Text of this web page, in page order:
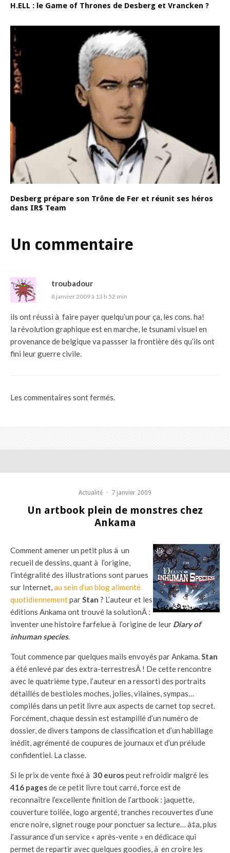
H.ELL : le Game of Thrones de Desberg et Vrancken ?
Desberg prépare son Trône de Fer et réunit ses héros
dans IR$ Team
Un commentaire
troubadour
8 janvier 2009 à 13 h 52 min
ils ont réussi à faire payer quelqu’un pour ça, les cons. ha!
la révolution graphique est en marche, le tsunami visuel en
provenance de belgique va passser la frontière dès qu’ils ont
fini leur guerre civile.
Les commentaires sont fermés.
Actualité · 7 janvier 2009
Un artbook plein de monstres chez
Ankama
Comment amener un petit plus à un
recueil de dessins, quant à l’origine,
l’intégralité des illustrations sont parues
sur Internet,au sein d’un blog alimenté
quotidiennementparStan ? L’auteur et les
éditions Ankama ont trouvé la solutionÂ :
inventer une histoire farfelue à l’origine de leur Diary of
inhuman species.
Tout commence par quelques mails envoyés par Ankama.Stan
a été enlevé par des extra-terrestresÂ ! De cette rencontre
avec le quatrième type, l’auteur en a ressorti des portraits
détaillés de bestioles moches, jolies, vilaines, sympas…
compilés dans un petit livre aux aspects de carnet top secret.
Forcément, chaque dessin est estampillé d’un numéro de
dossier, de divers tampons de classification et d’un habillage
inédit, agrémenté de coupures de journaux et d’un prélude
confidentiel. La classe.
Si le prix de vente fixé à 30 eurospeut refroidir malgré les
416 pagesde ce petit livre tout carré, force est de
reconnaître l’excellente finition de l’artbook : jaquette,
couverture toilée, logo argenté, tranches recouvertes d’une
encre noire, signet rouge pour ponctuer sa lecture… à‡a, plus
l’assurance d’un service « après-vente » en dédicace qui
permet de repartir avec quelques goodies, à en croire les